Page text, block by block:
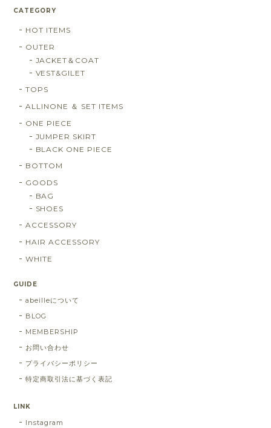
CATEGORY
HOT ITEMS
OUTER
JACKET＆COAT
VEST&GILET
TOPS
ALLINONE ＆ SET ITEMS
ONE PIECE
JUMPER SKIRT
BLACK ONE PIECE
BOTTOM
GOODS
BAG
SHOES
ACCESSORY
HAIR ACCESSORY
WHITE
GUIDE
abeilleについて
BLOG
MEMBERSHIP
お問い合わせ
プライバシーポリシー
特定商取引法に基づく表記
LINK
Instagram